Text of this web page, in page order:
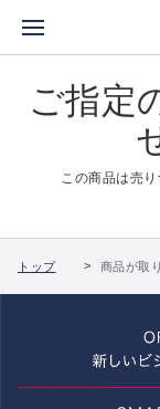
ご指定
この商品は売
トップ 商品が取